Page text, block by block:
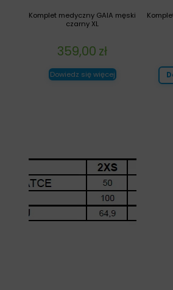
Komplet medyczny GAIA męski
czarny XL
359,00 zł
Dowiedz się więcej